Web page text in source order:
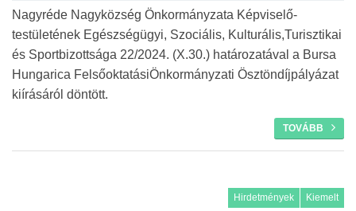
Nagyréde Nagyközség Önkormányzata Képviselő-
testületének Egészségügyi, Szociális, Kulturális,Turisztikai
és Sportbizottsága 22/2024. (X.30.) határozatával a Bursa
Hungarica FelsőoktatásiÖnkormányzati Ösztöndíjpályázat
kiírásáról döntött.
TOVÁBB
Hirdetmények Kiemelt